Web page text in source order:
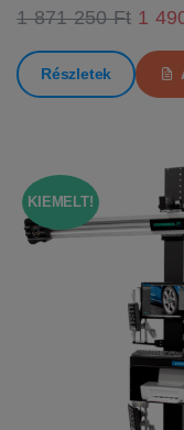
1 871 250 Ft 1
Részletek
KIEMELT!